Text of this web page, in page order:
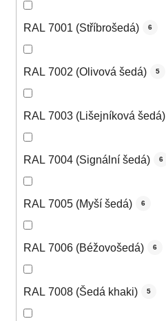
RAL 7001 (Stříbrošedá) 6
RAL 7002 (Olivová šedá) 5
RAL 7003 (Lišejníková šedá)
RAL 7004 (Signální šedá) 6
RAL 7005 (Myší šedá) 6
RAL 7006 (Béžovošedá) 6
RAL 7008 (Šedá khaki) 5